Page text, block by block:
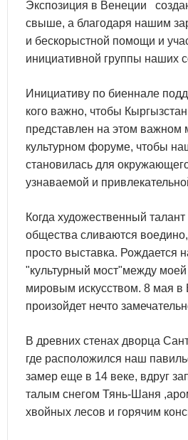
Экспозиция в Венеции
свыше, а благодаря нашим
и бескорыстной помощи и
инициативной группы наших
Инициативу по биеннале
кого важно, чтобы
представлен на этом важном
культурном форуме, чтобы
становилась для
узнаваемой и
Когда художественный
общества сливаются
просто выставка. Рождается
"культурный мост"между моей
мировым искусством. 8 мая в
произойдет нечто
В древних стенах дворца
где расположился наш
замер еще в 14 веке, вдруг
талым снегом Тянь-Шаня
хвойных лесов и горячим